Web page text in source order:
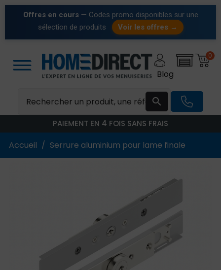
Offres en cours — Codes promo disponibles sur une
sélection de produits
Voir les offres →

0
Blog
PAIEMENT EN 4 FOIS SANS FRAIS
Accueil Serrure aluminium pour lame finale